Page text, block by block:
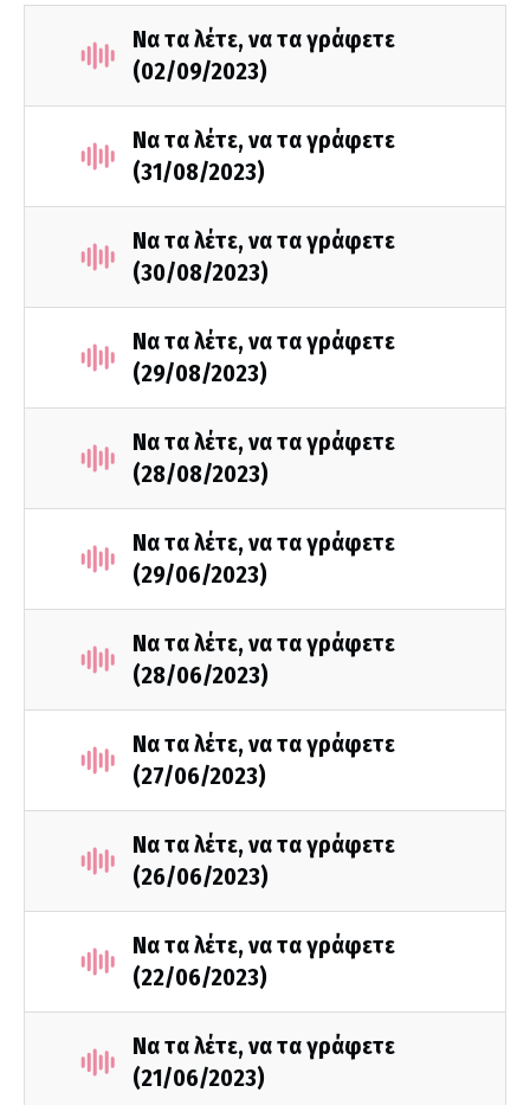
Να τα λέτε, να τα γράφετε
(02/09/2023)
Να τα λέτε, να τα γράφετε
(31/08/2023)
Να τα λέτε, να τα γράφετε
(30/08/2023)
Να τα λέτε, να τα γράφετε
(29/08/2023)
Να τα λέτε, να τα γράφετε
(28/08/2023)
Να τα λέτε, να τα γράφετε
(29/06/2023)
Να τα λέτε, να τα γράφετε
(28/06/2023)
Να τα λέτε, να τα γράφετε
(27/06/2023)
Να τα λέτε, να τα γράφετε
(26/06/2023)
Να τα λέτε, να τα γράφετε
(22/06/2023)
Να τα λέτε, να τα γράφετε
(21/06/2023)